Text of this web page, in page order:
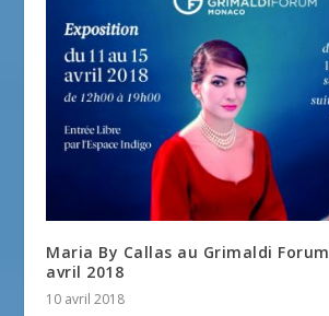
Maria By Callas au Grimaldi
avril 2018
10 avril 2018